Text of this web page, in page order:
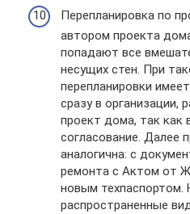
Перепланировка по
автором проекта
попадают все
несущих стен. При
перепланировки
сразу в организации,
проект дома, так как
согласование. Далее
аналогична: с
ремонта с Актом от
новым техпаспортом.
распространенные